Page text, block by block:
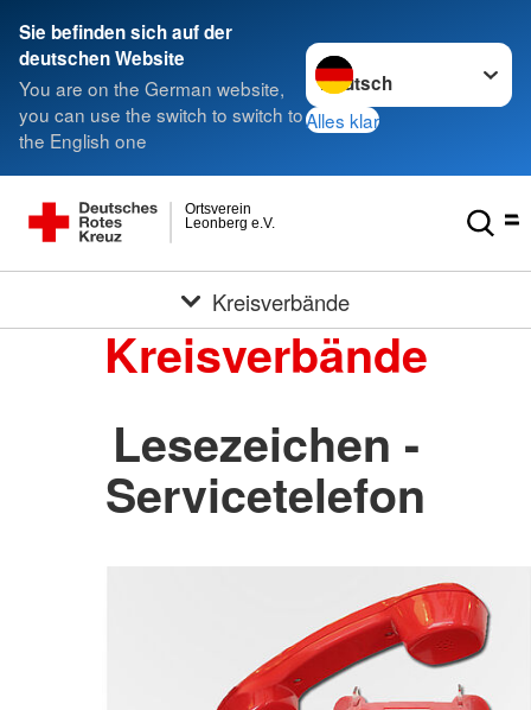
Sie befinden sich auf der
deutschen Website
You are on the German website,
you can use the switch to switch to
the English one
Sprache wechseln zu
Alles klar
Leonberg e.V.
Ortsverein
Kreisverbände
Kreisverbände
Lesezeichen -
Servicetelefon